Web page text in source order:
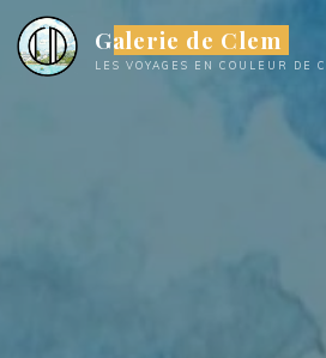
au
contenu
Galerie de Clem
LES VOYAGES EN COULEUR DE